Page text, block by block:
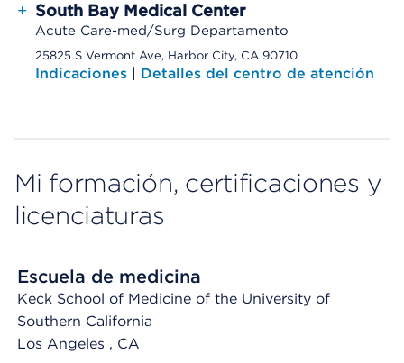
+ South Bay Medical Center
Acute Care-med/Surg Departamento
25825 S Vermont Ave, Harbor City, CA 90710
Indicaciones | Detalles del centro de atención
Mi formación, certificaciones y
licenciaturas
Escuela de medicina
Keck School of Medicine of the University of
Southern California
Los Angeles , CA